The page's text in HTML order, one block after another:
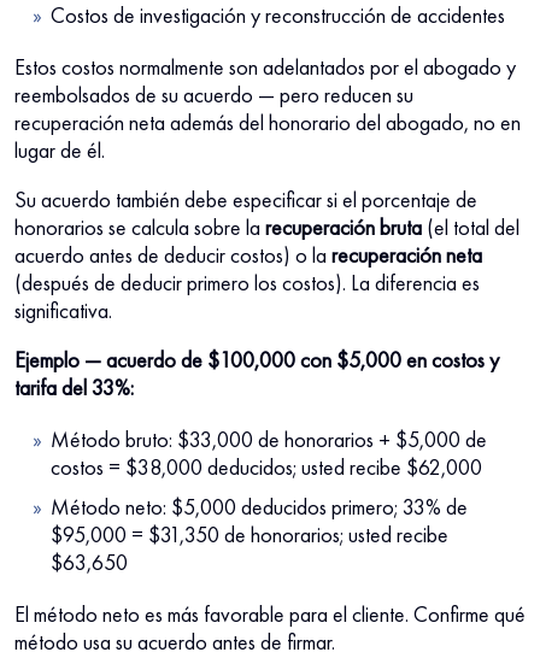
Costos de investigación y reconstrucción de accidentes
Estos costos normalmente son adelantados por el abogado y
reembolsados de su acuerdo — pero reducen su
recuperación neta además del honorario del abogado, no en
lugar de él.
Su acuerdo también debe especificar si el porcentaje de
honorarios se calcula sobre la recuperación bruta (el total del
acuerdo antes de deducir costos) o la recuperación neta
(después de deducir primero los costos). La diferencia es
significativa.
Ejemplo — acuerdo de $100,000 con $5,000 en costos y
tarifa del 33%:
Método bruto: $33,000 de honorarios + $5,000 de
costos = $38,000 deducidos; usted recibe $62,000
Método neto: $5,000 deducidos primero; 33% de
$95,000 = $31,350 de honorarios; usted recibe
$63,650
El método neto es más favorable para el cliente. Confirme qué
método usa su acuerdo antes de firmar.